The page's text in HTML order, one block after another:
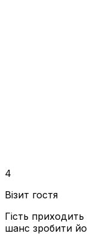
4
Візит гостя
Гість
шанс зробити